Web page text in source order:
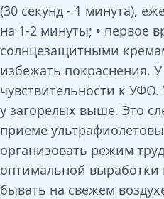
(30 секунд - 1 минута),
на 1-2 минуты; • первое
солнцезащитными
избежать покраснения.
чувствительности к
у загорелых выше. Это
приеме
организовать режим
оптимальной
бывать на свежем